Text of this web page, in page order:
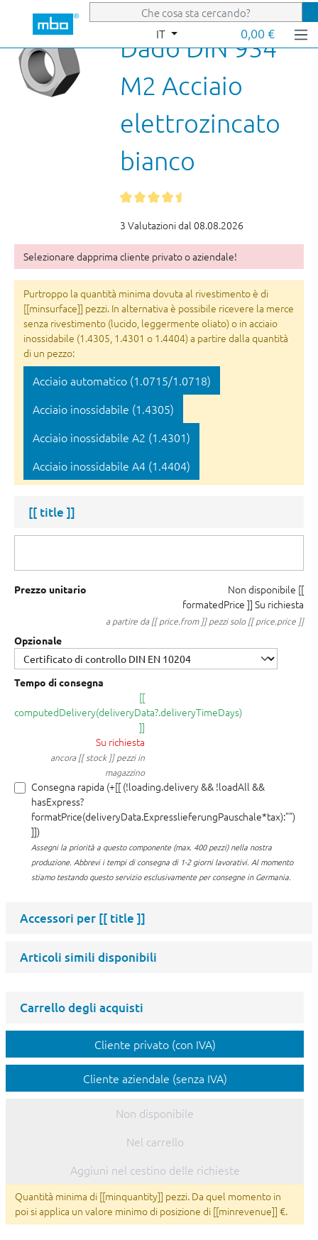
Passa al contenuto principale
IT 0,00 €
Dado DIN 934
M2 Acciaio
elettrozincato
bianco
3 Valutazioni dal 08.08.2026
Selezionare dapprima cliente privato o aziendale!
Purtroppo la quantità minima dovuta al rivestimento è di
[[minsurface]] pezzi. In alternativa è possibile ricevere la merce
senza rivestimento (lucido, leggermente oliato) o in acciaio
inossidabile (1.4305, 1.4301 o 1.4404) a partire dalla quantità
di un pezzo:
Acciaio automatico (1.0715/1.0718)
Acciaio inossidabile (1.4305)
Acciaio inossidabile A2 (1.4301)
Acciaio inossidabile A4 (1.4404)
[[ title ]]
Prezzo unitario Non disponibile [[
formatedPrice ]] Su richiesta
a partire da [[ price.from ]] pezzi solo [[ price.price ]]
Opzionale
Tempo di consegna
[[
computedDelivery(deliveryData?.deliveryTimeDays)
]]
Su richiesta
ancora [[ stock ]] pezzi in
magazzino
Consegna rapida (+[[ (!loading.delivery && !loadAll &&
hasExpress?
formatPrice(deliveryData.ExpresslieferungPauschale*tax):"")
]])
Assegni la priorità a questo componente (max. 400 pezzi) nella nostra
produzione. Abbrevi i tempi di consegna di 1-2 giorni lavorativi. Al momento
stiamo testando questo servizio esclusivamente per consegne in Germania.
Accessori per [[ title ]]
Articoli simili disponibili
Carrello degli acquisti
Cliente privato (con IVA)
Cliente aziendale (senza IVA)
Non disponibile
Nel carrello
Aggiuni nel cestino delle richieste
Quantità minima di [[minquantity]] pezzi. Da quel momento in
poi si applica un valore minimo di posizione di [[minrevenue]] €.